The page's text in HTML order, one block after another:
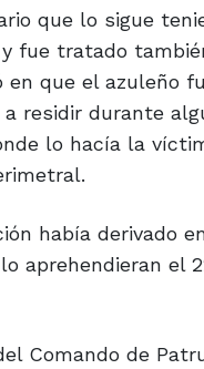
que lo sigue
fue tratado
en que el azuleño
a residir durante
lo hacía la
había derivado
aprehendieran el
Comando de